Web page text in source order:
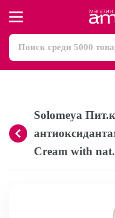
Solomeya
Cream with